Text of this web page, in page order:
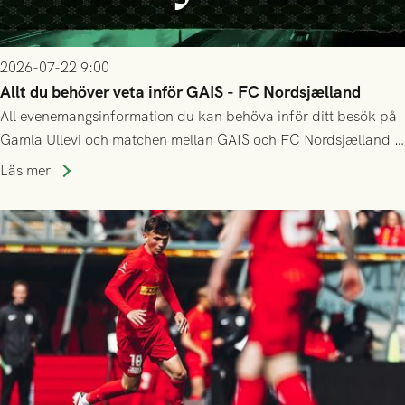
2026-07-22 9:00
Allt du behöver veta inför GAIS - FC Nordsjælland
All evenemangsinformation du kan behöva inför ditt besök på
Gamla Ullevi och matchen mellan GAIS och FC Nordsjælland i
kvalet till Conference League! Avspark kl 19.00 på torsdag
Läs mer